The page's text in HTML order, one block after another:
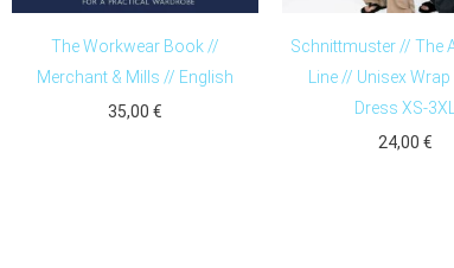
The Workwear Book //
Merchant & Mills // English
35,00 €
Schnittmuster // The
Line // Unisex
Dress XS-3XL
24,00 €